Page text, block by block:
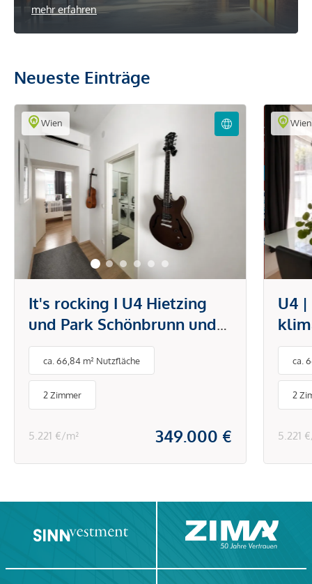
mehr erfahren
Neueste Einträge
Wien
It's rocking I U4 Hietzing
und Park Schönbrunn und
Technisches Museum I
Klimaanlage I Einbauküche
& Schränke
ca. 66,84 m² Nutzfläche
2 Zimmer
5.221 €/m² 349.000 €
Wien
U4
ca.
2
5.221